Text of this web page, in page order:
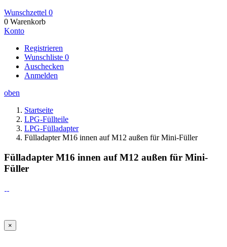
Wunschzettel 0
0 Warenkorb
Konto
Registrieren
Wunschliste 0
Auschecken
Anmelden
oben
Startseite
LPG-Füllteile
LPG-Fülladapter
Fülladapter M16 innen auf M12 außen für Mini-Füller
Fülladapter M16 innen auf M12 außen für Mini-
Füller
×